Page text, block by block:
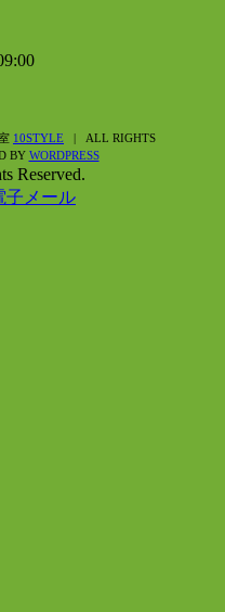
10STYLE | ALL RIGHTS
BY WORDPRESS
Reserved.
子メール